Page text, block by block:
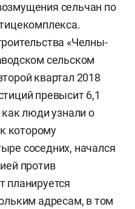
сельчан по
«Челны-
сельском
квартал 2018
превысит 6,1
люди узнали о
которому
соседних, начался
против
планируется
адресам, в том